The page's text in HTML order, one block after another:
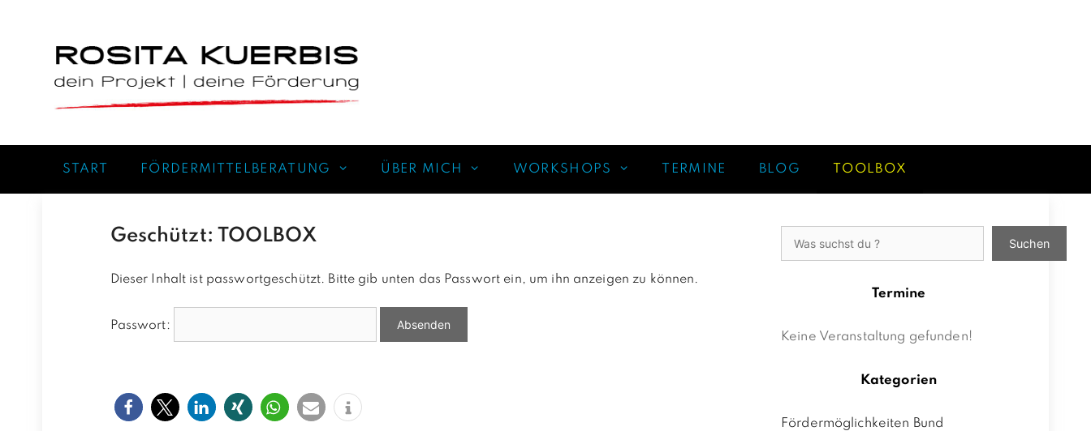
START FÖRDERMITTELBERATUNG ÜBER MICH WORKSHOPS TERMINE BLOG TOOLBOX
Geschützt: TOOLBOX
Dieser Inhalt ist passwortgeschützt. Bitte gib unten das Passwort ein, um ihn anzeigen zu können.
Passwort:
Suchen
Termine
Keine Veranstaltung gefunden!
Kategorien
Fördermöglichkeiten Bund